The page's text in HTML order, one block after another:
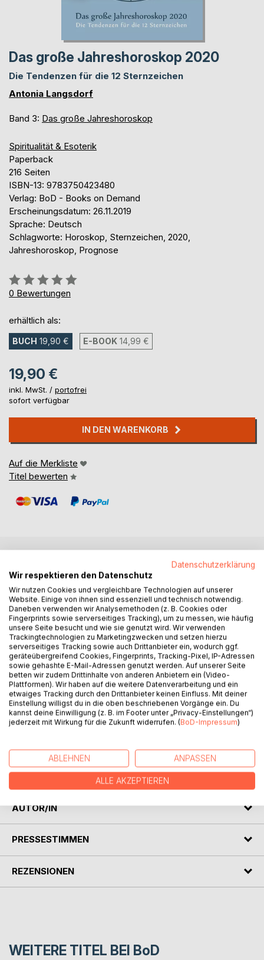
Das große Jahreshoroskop 2020
Die Tendenzen für die 12 Sternzeichen
Antonia Langsdorf
Band 3: Das große Jahreshoroskop
Spiritualität & Esoterik
Paperback
216 Seiten
ISBN-13: 9783750423480
Verlag: BoD - Books on Demand
Erscheinungsdatum: 26.11.2019
Sprache: Deutsch
Schlagworte: Horoskop, Sternzeichen, 2020,
Jahreshoroskop, Prognose
Bewertung::
0%
0 Bewertungen
erhältlich als:
BUCH 19,90 € E-BOOK 14,99 €
19,90 €
inkl. MwSt. / portofrei
sofort verfügbar
IN DEN WARENKORB
Auf die Merkliste
Titel bewerten
Die Saturn-Pluto Konjunktion wirft ihre Schatten voraus!
2020 markiert den Beginn einer Zeitenwende, denn zwei
mächtige kosmische Zeitzyklen enden und beginnen neu.
Im großen Jahreshoroskop 2020 erfahrt ihr, wie sich das
für euer persönliches Leben auswirkt. In 12 ausführlichen
Kapiteln für jedes Sternzeichen findet ihr die Tendenzen
für eure Beziehungen und die Liebe, für eure Karriere und
die Finanzen sowie eure Gesundheit und Vitalität. Jeweils
mit den detaillierten Highlights und kritischen Phasen des
Jahres. Erfahrt außerdem im Kapitel "Die kosmische
Schwingung des Jahres" Prognosen zu wichtigen
gibt es einen ausführlichen Überblick über alle wichtigen
Konstellationen des Jahres, die Sonnenfinsternisse,
Mondfinsternisse und die Rückläufigkeitsphasen Merkurs.
AUTOR/IN
PRESSESTIMMEN
REZENSIONEN
WEITERE TITEL BEI BoD
Datenschutzerklärung
Wir respektieren den Datenschutz
Wir nutzen Cookies und vergleichbare Technologien auf unserer
Website. Einige von ihnen sind essenziell und technisch notwendig.
Daneben verwenden wir Analysemethoden (z. B. Cookies oder
Fingerprints sowie serverseitiges Tracking), um zu messen, wie häufig
unsere Seite besucht und wie sie genutzt wird. Wir verwenden
Trackingtechnologien zu Marketingzwecken und setzen hierzu
serverseitiges Tracking sowie auch Drittanbieter ein, wodurch ggf.
geräteübergreifend Cookies, Fingerprints, Tracking-Pixel, IP-Adressen
sowie gehashte E-Mail-Adressen genutzt werden. Auf unserer Seite
betten wir zudem Drittinhalte von anderen Anbietern ein (Video-
Plattformen). Wir haben auf die weitere Datenverarbeitung und ein
etwaiges Tracking durch den Drittanbieter keinen Einfluss. Mit deiner
Einstellung willigst du in die oben beschriebenen Vorgänge ein. Du
kannst deine Einwilligung (z. B. im Footer unter „Privacy-Einstellungen“)
jederzeit mit Wirkung für die Zukunft widerrufen. (BoD-Impressum)
ABLEHNEN ANPASSEN
ALLE AKZEPTIEREN